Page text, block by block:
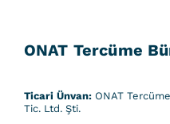
ONAT Tercüme
Ticari Ünvan:ONAT
Tic. Ltd. Şti.